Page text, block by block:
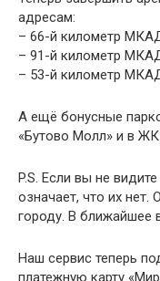
адресам:
– 66-й километр
– 91-й километр
– 53-й километр
А ещё бонусные
«Бутово Молл» и в
P.S. Если вы не
означает, что их нет.
городу. В ближайшее
Наш сервис теперь
платежную карту